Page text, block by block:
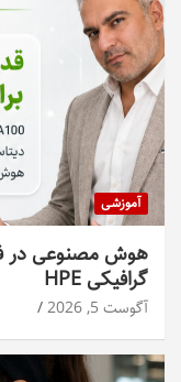
آموزشی
هوش مصنوعی در
گرافیکی HPE
آگوست 5, 2026